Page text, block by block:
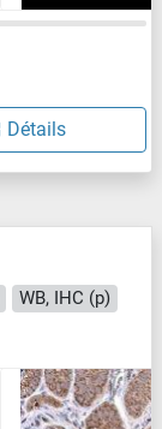
Détails
WB, IHC (p)